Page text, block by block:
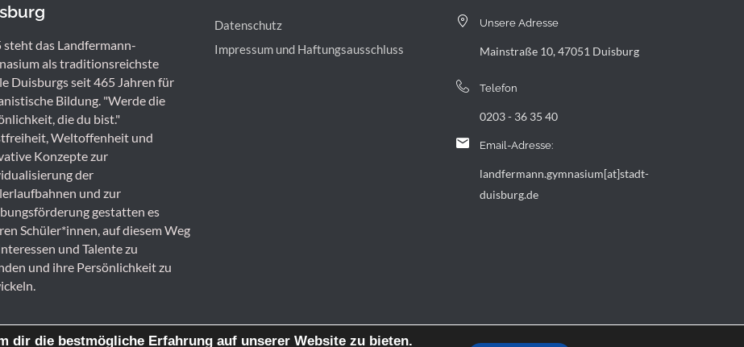
steht das Landfermann-
als traditionsreichste
Duisburgs seit 465 Jahren für
Bildung. "Werde die
die du bist."
Weltoffenheit und
Konzepte zur
der
und zur
gestatten es
Schüler*innen, auf diesem Weg
und Talente zu
und ihre Persönlichkeit zu
Datenschutz
Impressum und Haftungsausschluss
Unsere Adresse
Mainstraße 10, 47051 Duisburg
Telefon
0203 - 36 35 40
Email-Adresse:
landfermann.gymnasium[at]stadt-
duisburg.de
dir die bestmögliche Erfahrung auf unserer Website zu bieten.